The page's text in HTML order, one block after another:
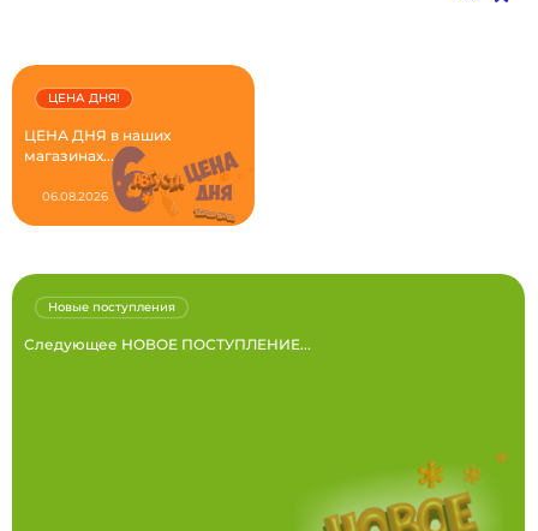
ЦЕНА ДНЯ в наших
магазинах...
ЦЕНА ДНЯ!
06.08.2026
Следующее НОВОЕ ПОСТУПЛЕНИЕ...
Новые поступления